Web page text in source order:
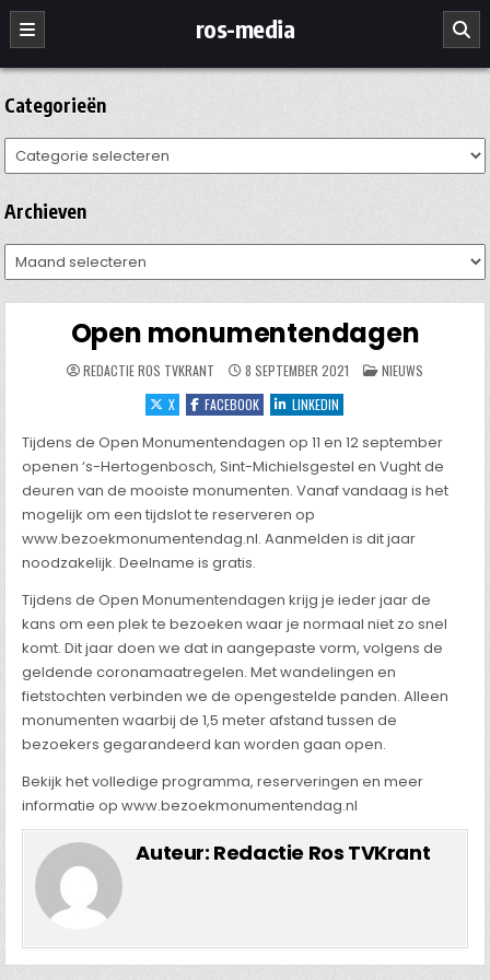
Ga
naar
de
inhoud
ros-media
Categorieën
Categorieën
Archieven
Archieven
Open monumentendagen
REDACTIE ROS TVKRANT 8 SEPTEMBER 2021 GEPLAATST
IN
NIEUWS
X
FACEBOOK LINKEDIN
Tijdens de Open Monumentendagen op 11 en 12 september
openen ‘s-Hertogenbosch, Sint-Michielsgestel en Vught de
deuren van de mooiste monumenten. Vanaf vandaag is het
mogelijk om een tijdslot te reserveren op
www.bezoekmonumentendag.nl. Aanmelden is dit jaar
noodzakelijk. Deelname is gratis.
Tijdens de Open Monumentendagen krijg je ieder jaar de
kans om een plek te bezoeken waar je normaal niet zo snel
komt. Dit jaar doen we dat in aangepaste vorm, volgens de
geldende coronamaatregelen. Met wandelingen en
fietstochten verbinden we de opengestelde panden. Alleen
monumenten waarbij de 1,5 meter afstand tussen de
bezoekers gegarandeerd kan worden gaan open.
Bekijk het volledige programma, reserveringen en meer
informatie op www.bezoekmonumentendag.nl
Auteur: Redactie Ros TVKrant